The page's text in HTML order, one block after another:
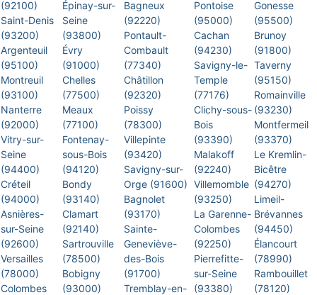
(92100)
Saint-Denis
(93200)
Argenteuil
(95100)
Montreuil
(93100)
Nanterre
(92000)
Vitry-sur-
Seine
(94400)
Créteil
(94000)
Asnières-
sur-Seine
(92600)
Versailles
(78000)
Colombes
Épinay-sur-
Seine
(93800)
Évry
(91000)
Chelles
(77500)
Meaux
(77100)
Fontenay-
sous-Bois
(94120)
Bondy
(93140)
Clamart
(92140)
Sartrouville
(78500)
Bobigny
(93000)
Bagneux
(92220)
Pontault-
Combault
(77340)
Châtillon
(92320)
Poissy
(78300)
Villepinte
(93420)
Savigny-sur-
Orge (91600)
Bagnolet
(93170)
Sainte-
Geneviève-
des-Bois
(91700)
Tremblay-en-
Pontoise
(95000)
Cachan
(94230)
Savigny-le-
Temple
(77176)
Clichy-sous-
Bois
(93390)
Malakoff
(92240)
Villemomble
(93250)
La Garenne-
Colombes
(92250)
Pierrefitte-
sur-Seine
(93380)
Gonesse
(95500)
Brunoy
(91800)
Taverny
(95150)
Romainville
(93230)
Montfermeil
(93370)
Le Kremlin-
Bicêtre
(94270)
Limeil-
Brévannes
(94450)
Élancourt
(78990)
Rambouillet
(78120)